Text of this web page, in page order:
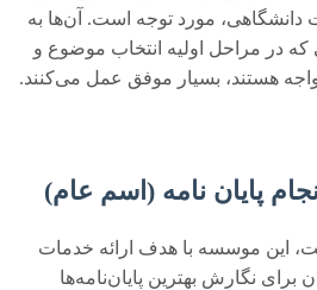
دانشگاهی، مورد توجه است. آن‌ها به
که در مراحل اولیه انتخاب موضوع و
هستند، بسیار موفق عمل می‌کنند.
این موسسه با هدف ارائه خدمات
نگارش بهترین پایان‌نامه‌ها